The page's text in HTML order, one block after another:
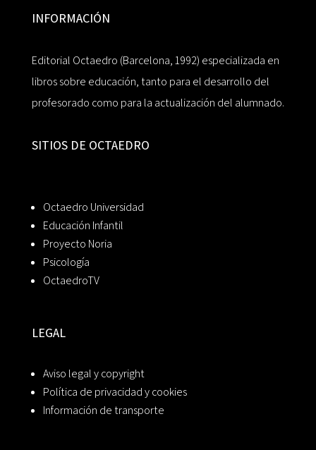
INFORMACIÓN
Editorial Octaedro (Barcelona, 1992) especializada en
libros sobre educación, tanto para el desarrollo del
profesorado como para la actualización del alumnado.
SITIOS DE OCTAEDRO
Octaedro Universidad
Educación Infantil
Proyecto Noria
Psicología
OctaedroTV
LEGAL
Aviso legal y copyright
Política de privacidad y cookies
Información de transporte